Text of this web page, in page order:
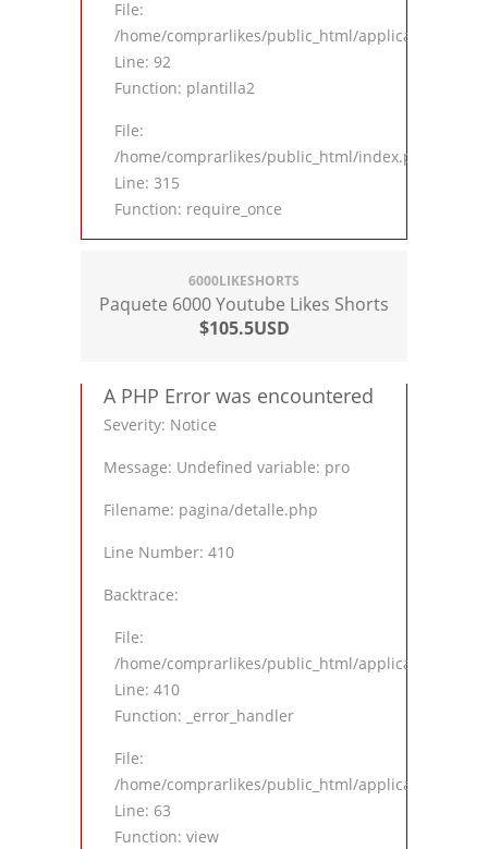
File:
/home/comprarlikes/public_html/application/
Line: 92
Function: plantilla2
File:
/home/comprarlikes/public_html/index.php
Line: 315
Function: require_once
6000LIKESHORTS
Paquete 6000 Youtube Likes Shorts
$105.5USD
A PHP Error was encountered
Severity: Notice
Message: Undefined variable: pro
Filename: pagina/detalle.php
Line Number: 410
Backtrace:
File:
/home/comprarlikes/public_html/application/
Line: 410
Function: _error_handler
File:
/home/comprarlikes/public_html/application/
Line: 63
Function: view